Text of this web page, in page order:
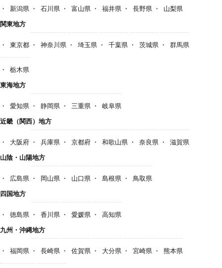
新潟県 石川県 富山県 福井県 長野県
山梨県
関東地方
東京都 神奈川県 埼玉県 千葉県 茨城県 群馬県
栃木県
東海地方
愛知県 静岡県 三重県
岐阜県
近畿（関西）地方
大阪府 兵庫県 京都府 和歌山県 奈良県
滋賀県
山陰・山陽地方
広島県 岡山県 山口県 島根県
鳥取県
四国地方
徳島県 香川県 愛媛県
高知県
九州・沖縄地方
福岡県 長崎県 佐賀県 大分県 宮崎県 熊本県